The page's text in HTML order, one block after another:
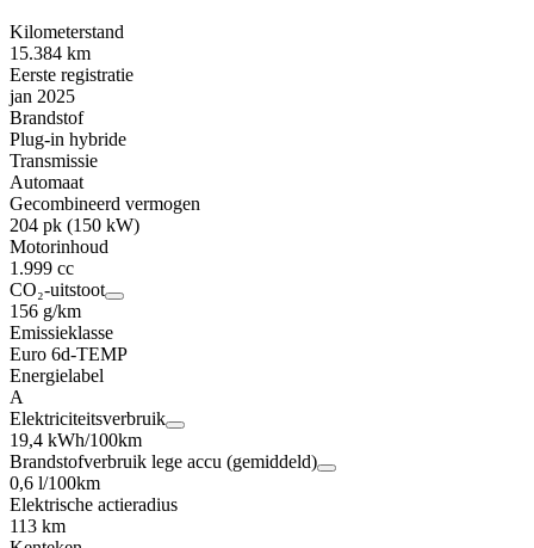
Kilometerstand
15.384 km
Eerste registratie
jan 2025
Brandstof
Plug-in hybride
Transmissie
Automaat
Gecombineerd vermogen
204 pk (150 kW)
Motorinhoud
1.999 cc
CO₂-uitstoot
156 g/km
Emissieklasse
Euro 6d-TEMP
Energielabel
A
Elektriciteitsverbruik
19,4 kWh/100km
Brandstofverbruik lege accu (gemiddeld)
0,6 l/100km
Elektrische actieradius
113 km